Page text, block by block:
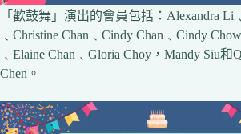
「歡鼓舞」演出的會員包括：Alexandra
﹑Christine Chan﹑Cindy Chan﹑Cindy
﹑Elaine Chan﹑Gloria Choy，Mandy Siu和
Chen。